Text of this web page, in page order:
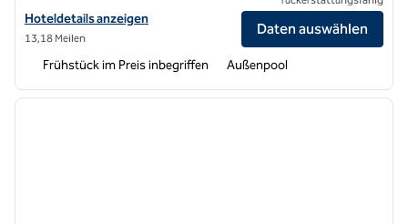
Hoteldetails für Home2 Suites by Hilton Ontario Airport anzeigen
Hoteldetails anzeigen
13,18 Meilen
Daten auswählen
Frühstück im Preis inbegriffen Außenpool
1 von 12